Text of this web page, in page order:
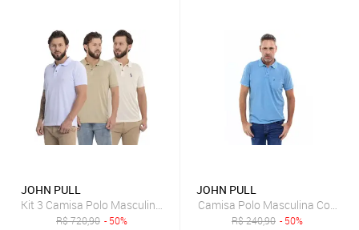
JOHN PULL
Kit 3 Camisa Polo Masculina Piquet Casual Trabalho
R$720,90 - 50%
JOHN PULL
Camisa Polo Masculina Com
R$240,90 - 50%